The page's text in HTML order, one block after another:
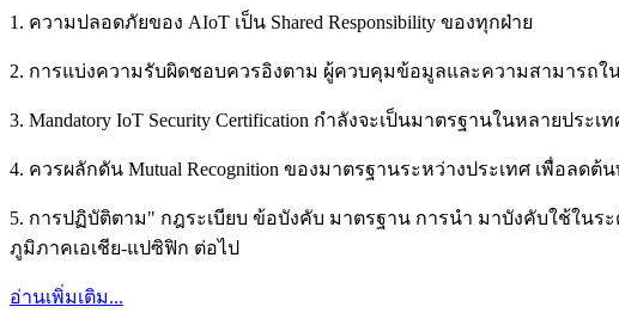
1. ความปลอดภัยของ AIoT เป็น Shared Responsibility ของทุกฝ่าย
2. การแบ่งความรับผิดชอบควรอิงตาม ผู้ควบคุมข้อมูลและความสามารถใ
3. Mandatory IoT Security Certification กำลังจะเป็นมาตรฐานในหลายประเท
4. ควรผลักดัน Mutual Recognition ของมาตรฐานระหว่างประเทศ เพื่อลด
5. การปฏิบัติตาม" กฎระเบียบ ข้อบังคับ มาตรฐาน การนำ มาบังคับใช้ใน
ภูมิภาคเอเชีย-แปซิฟิก ต่อไป
อ่านเพิ่มเติม...